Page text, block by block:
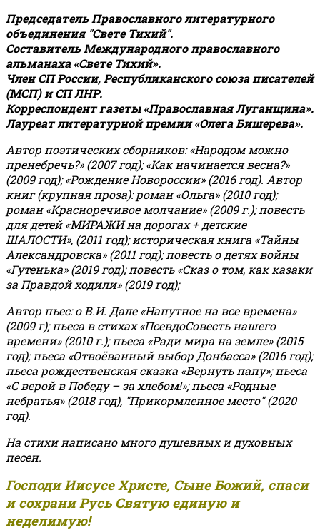
Председатель Православного литературного
объединения "Свете Тихий".
Составитель Международного православного
альманаха «Свете Тихий».
Член СП России, Республиканского союза писателей
(МСП) и СП ЛНР.
Корреспондент газеты «Православная Луганщина».
Лауреат литературной премии «Олега Бишерева».
Автор поэтических сборников: «Народом можно
пренебречь?» (2007 год); «Как начинается весна?»
(2009 год); «Рождение Новороссии» (2016 год). Автор
книг (крупная проза): роман «Ольга» (2010 год);
роман «Красноречивое молчание» (2009 г.); повесть
для детей «МИРАЖИ на дорогах + детские
ШАЛОСТИ», (2011 год); историческая книга «Тайны
Александровска» (2011 год); повесть о детях войны
«Гутенька» (2019 год); повесть «Сказ о том, как казаки
за Правдой ходили» (2019 год);
Автор пьес: о В.И. Дале «Напутное на все времена»
(2009 г); пьеса в стихах «ПсевдоСовесть нашего
времени» (2010 г.); пьеса «Ради мира на земле» (2015
год); пьеса «Отвоёванный выбор Донбасса» (2016 год);
пьеса рождественская сказка «Вернуть папу»; пьеса
«С верой в Победу – за хлебом!»;пьеса «Родные
небратья» (2018 год), "Прикормленное место" (2020
год).
На стихи написано много душевных и духовных
песен.
Господи Иисусе Христе, Сыне Божий, спаси
и сохрани Русь Святую единую и
неделимую!